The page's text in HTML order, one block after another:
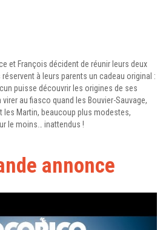
et François décident de réunir leurs deux
à leurs parents un cadeau original :
puisse découvrir les origines de ses
au fiasco quand les Bouvier-Sauvage,
Martin, beaucoup plus modestes,
le moins… inattendus !
annonce